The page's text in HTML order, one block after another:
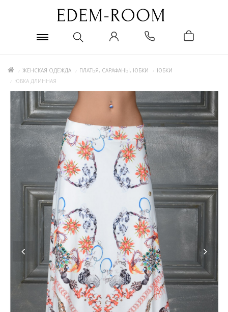
ЖЕНСКАЯ ОДЕЖДА ПЛАТЬЯ, САРАФАНЫ, ЮБКИ
ЮБКИ
ЮБКА ДЛИННАЯ